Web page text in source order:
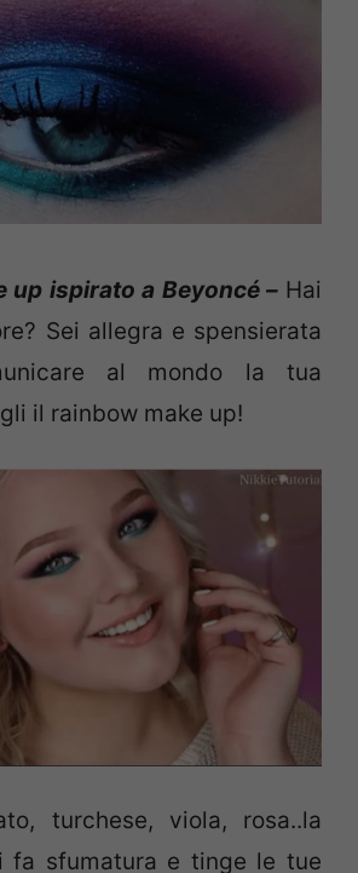
up ispirato a Beyoncé – Hai
Sei allegra e spensierata
al mondo la tua
il rainbow make up!
turchese, viola, rosa..la
fa sfumatura e tinge le tue